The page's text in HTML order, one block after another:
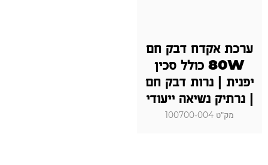
ערכת אקדח דבק חם
80W כולל סכין
יפנית | נרות דבק חם
| נרתיק נשיאה ייעודי
מק"ט 100700-004